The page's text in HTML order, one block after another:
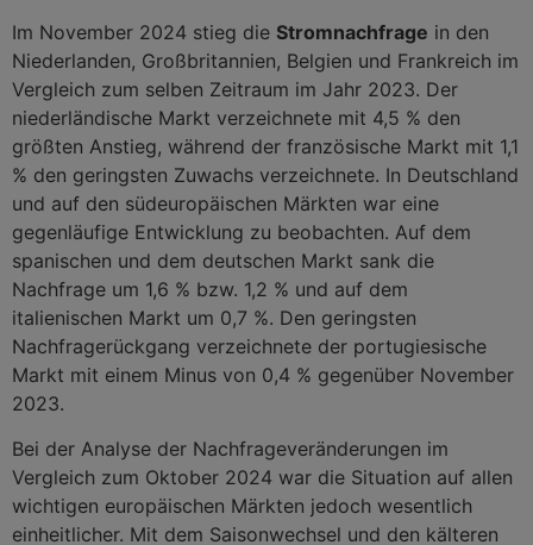
Im November 2024 stieg die Stromnachfrage in den
Niederlanden, Großbritannien, Belgien und Frankreich im
Vergleich zum selben Zeitraum im Jahr 2023. Der
niederländische Markt verzeichnete mit 4,5 % den
größten Anstieg, während der französische Markt mit 1,1
% den geringsten Zuwachs verzeichnete. In Deutschland
und auf den südeuropäischen Märkten war eine
gegenläufige Entwicklung zu beobachten. Auf dem
spanischen und dem deutschen Markt sank die
Nachfrage um 1,6 % bzw. 1,2 % und auf dem
italienischen Markt um 0,7 %. Den geringsten
Nachfragerückgang verzeichnete der portugiesische
Markt mit einem Minus von 0,4 % gegenüber November
2023.
Bei der Analyse der Nachfrageveränderungen im
Vergleich zum Oktober 2024 war die Situation auf allen
wichtigen europäischen Märkten jedoch wesentlich
einheitlicher. Mit dem Saisonwechsel und den kälteren